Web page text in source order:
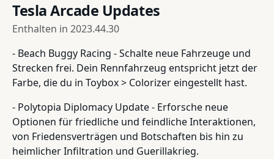
Tesla Arcade Updates
Enthalten in 2023.44.30
- Beach Buggy Racing - Schalte neue Fahrzeuge und
Strecken frei. Dein Rennfahrzeug entspricht jetzt der
Farbe, die du in Toybox > Colorizer eingestellt hast.
- Polytopia Diplomacy Update - Erforsche neue
Optionen für friedliche und feindliche Interaktionen,
von Friedensverträgen und Botschaften bis hin zu
heimlicher Infiltration und Guerillakrieg.